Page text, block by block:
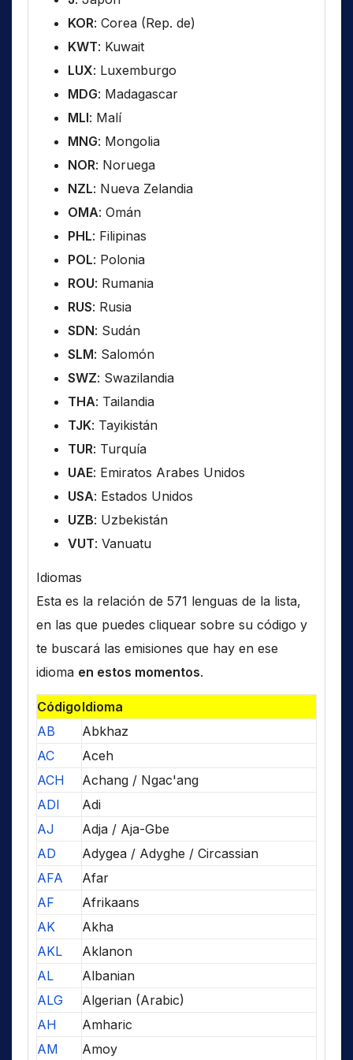
KOR: Corea (Rep. de)
KWT: Kuwait
LUX: Luxemburgo
MDG: Madagascar
MLI: Malí
MNG: Mongolia
NOR: Noruega
NZL: Nueva Zelandia
OMA: Omán
PHL: Filipinas
POL: Polonia
ROU: Rumania
RUS: Rusia
SDN: Sudán
SLM: Salomón
SWZ: Swazilandia
THA: Tailandia
TJK: Tayikistán
TUR: Turquía
UAE: Emiratos Arabes Unidos
USA: Estados Unidos
UZB: Uzbekistán
VUT: Vanuatu
Idiomas
Esta es la relación de 571 lenguas de la lista,
en las que puedes cliquear sobre su código y
te buscará las emisiones que hay en ese
idioma en estos momentos.
CódigoIdioma
AB
Abkhaz
AC
Aceh
ACH
Achang / Ngac'ang
ADI
Adi
AJ
Adja / Aja-Gbe
AD
Adygea / Adyghe / Circassian
AFA
Afar
AF
Afrikaans
AK
Akha
AKL
Aklanon
AL
Albanian
ALG
Algerian (Arabic)
AH
Amharic
AM
Amoy